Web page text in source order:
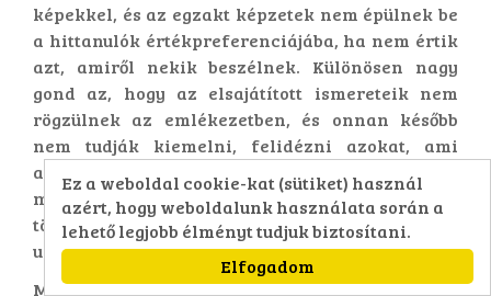
képekkel, és az egzakt képzetek nem épülnek be
a hittanulók értékpreferenciájába, ha nem értik
azt, amiről nekik beszélnek. Különösen nagy
gond az, hogy az elsajátított ismereteik nem
rögzülnek az emlékezetben, és onnan később
nem tudják kiemelni, felidézni azokat, ami
akadályozza a további ismeretek megértését és
memorizálását is. Különösen ide tartoznak a
történelmi ismeretek, amit már megtanultak
ugyan, de elfelejtették.
Megtanulták az a priori ismeretek létét, az
Ez a weboldal cookie-kat (sütiket) használ
azért, hogy weboldalunk használata során a
lehető legjobb élményt tudjuk biztosítani.
Elfogadom